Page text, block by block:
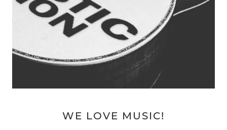
WE LOVE MUSIC!